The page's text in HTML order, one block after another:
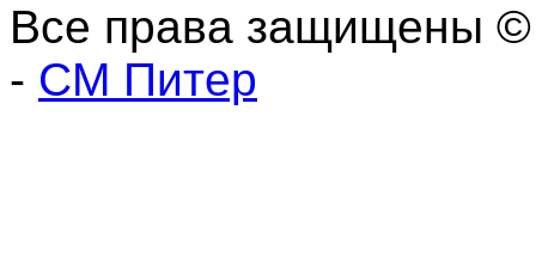
Все права защищены
- СМ Питер